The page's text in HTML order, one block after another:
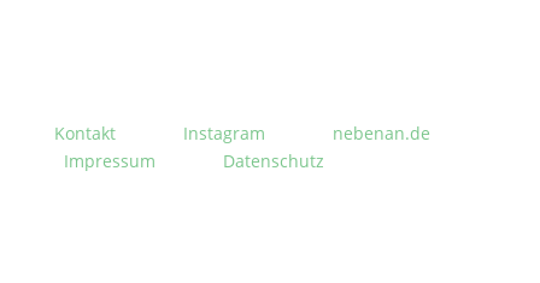
Kontakt Instagram
nebenan.de
Impressum
Datenschutz